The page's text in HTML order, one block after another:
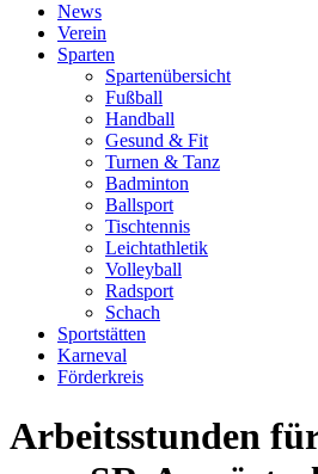
News
Verein
Sparten
Spartenübersicht
Fußball
Handball
Gesund & Fit
Turnen & Tanz
Badminton
Ballsport
Tischtennis
Leichtathletik
Volleyball
Radsport
Schach
Sportstätten
Karneval
Förderkreis
Arbeitsstunden